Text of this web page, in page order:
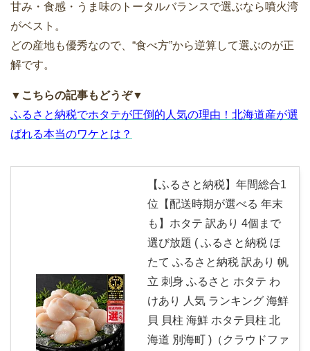
甘み・食感・うま味のトータルバランスで選ぶなら噴火湾
がベスト。
どの産地も優秀なので、“食べ方”から逆算して選ぶのが正
解です。
▼こちらの記事もどうぞ▼
ふるさと納税でホタテが圧倒的人気の理由！北海道産が選
ばれる本当のワケとは？
【ふるさと納税】年間総合1
位【配送時期が選べる 年末
も】ホタテ 訳あり 4個まで
選び放題 ( ふるさと納税 ほ
たて ふるさと納税 訳あり 帆
立 刺身 ふるさと ホタテ わ
けあり 人気 ランキング 海鮮
貝 貝柱 海鮮 ホタテ貝柱 北
海道 別海町 )（クラウドファ